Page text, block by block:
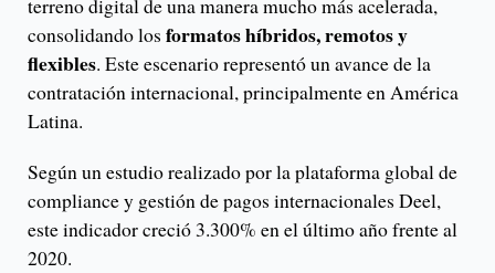
terreno digital de una manera mucho más acelerada,
consolidando los formatos híbridos, remotos y
flexibles. Este escenario representó un avance de la
contratación internacional, principalmente en América
Latina.
Según un estudio realizado por la plataforma global de
compliance y gestión de pagos internacionales Deel,
este indicador creció 3.300% en el último año frente al
2020.